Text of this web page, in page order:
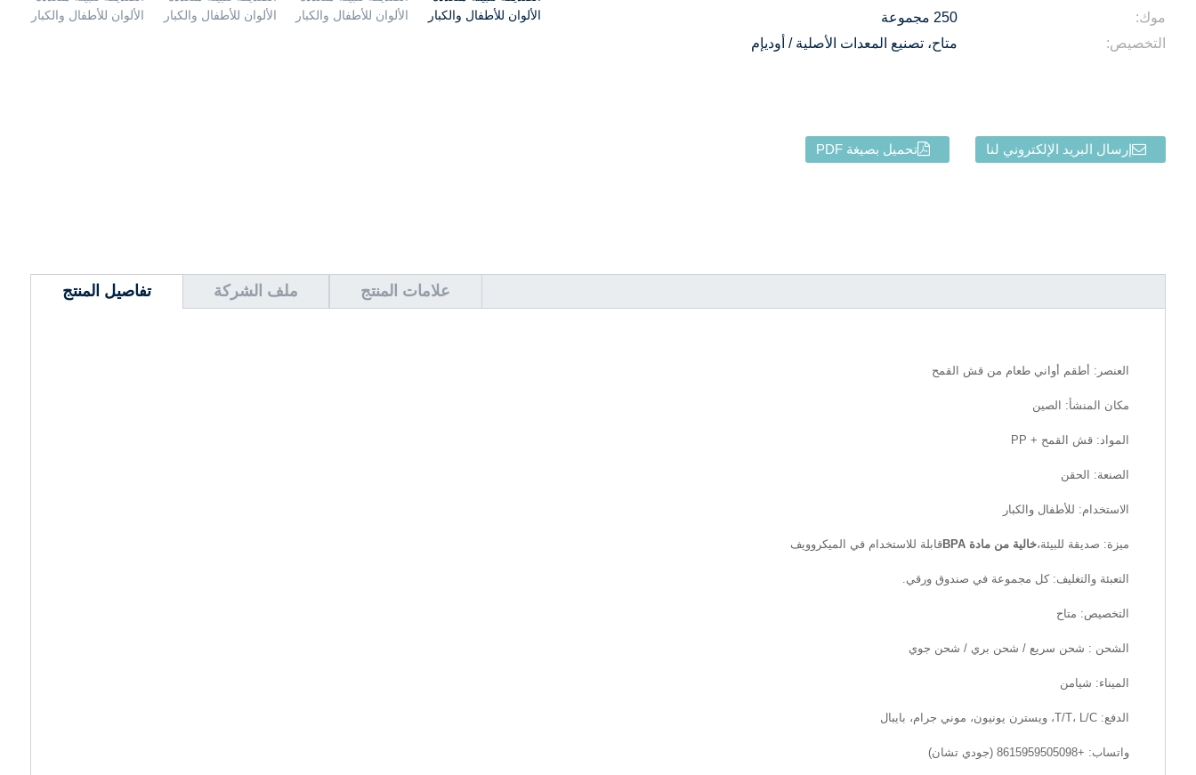
موك:
250 مجموعة
التخصيص:
متاح، تصنيع المعدات الأصلية / أوديإم
إرسال البريد الإلكتروني لنا تحميل بصيغة PDF
تفاصيل المنتج ملف الشركة علامات المنتج
العنصر: أطقم أواني طعام من قش القمح
مكان المنشأ: الصين
المواد: قش القمح + PP
الصنعة: الحقن
الاستخدام: للأطفال والكبار
ميزة: صديقة للبيئة،خالية من مادة BPA قابلة للاستخدام في الميكروويف
التعبئة والتغليف: كل مجموعة في صندوق ورقي.
التخصيص: متاح
الشحن : شحن سريع / شحن بري / شحن جوي
الميناء: شيامن
الدفع: T/T، L/C، ويسترن يونيون، موني جرام، بايبال
واتساب: +8615959505098 (جودي تشان)